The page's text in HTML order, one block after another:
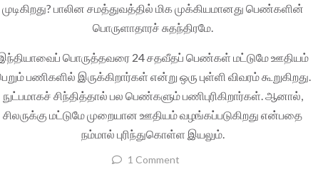
முடிகிறது? பாலின சமத்துவத்தில் மிக முக்கியமானது பெண்களின்
பொருளாதாரச் சுதந்திரமே.
பொருத்தவரை 24 சதவீதப் பெண்கள் மட்டுமே ஊதியம்
பணிகளில் இருக்கிறார்கள் என்று ஒரு புள்ளி விவரம் கூறுகிறது.
நுட்பமாகச் சிந்தித்தால் பல பெண்களும் பணிபுரிகிறார்கள். ஆனால்,
சிலருக்கு மட்டுமே முறையான ஊதியம் வழங்கப்படுகிறது என்பதை
நம்மால் புரிந்துகொள்ள இயலும்.
1 Comment